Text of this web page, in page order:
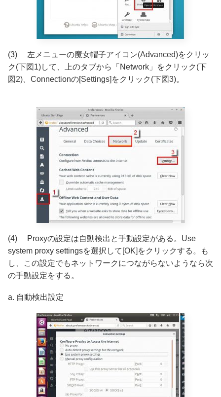
(3) 左メニューの魔女帽子アイコン(Advanced)をクリッ
ク(下図1)して、上のタブから「Network」をクリック(下
図2)、Connectionの[Settings]をクリック(下図3)。
(4) Proxyの設定は自動検出と手動設定がある。Use
system proxy settingsを選択して[OK]をクリックする。も
し、この設定でもネットワークにつながらないようなら次
の手動設定をする。
a. 自動検出設定